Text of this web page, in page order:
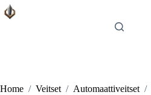
Skip
to
Home / Veitset / Automaattiveitset /